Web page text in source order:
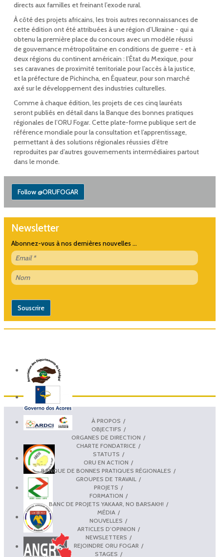
directs aux familles et freinant l’exode rural.
À côté des projets africains, les trois autres reconnaissances de
cette édition ont été attribuées à une région d’Ukraine - qui a
obtenu la première place du concours avec un modèle réussi
de gouvernance métropolitaine en conditions de guerre - et à
deux régions du continent américain : l’État du Mexique, pour
ses caravanes de proximité territoriale pour l’accès à la justice,
et la préfecture de Pichincha, en Équateur, pour son marché
axé sur le développement des industries culturelles.
Comme à chaque édition, les projets de ces cinq lauréats
seront publiés en détail dans la Banque des bonnes pratiques
régionales de l’ORU Fogar. Cette plate-forme publique sert de
référence mondiale pour la consultation et l’apprentissage,
permettant à des solutions régionales réussies d’être
reproduites par d’autres gouvernements intermédiaires partout
dans le monde.
Follow @ORUFOGAR
Newsletter
Abonnez-vous à nos dernières nouvelles ...
À PROPOS
OBJECTIFS
ORGANES DE DIRECTION
CHARTE FONDATRICE
STATUTS
ORU EN ACTION
BANQUE DE BONNES PRATIQUES RÉGIONALES
GROUPES DE TRAVAIL
PROJETS
FORMATION
BANC DE PROJETS YAKAAR, NO BARSAKH!
MÉDIA
NOUVELLES
ARTICLES D’OPINION
NEWSLETTERS
REJOINDRE ORU FOGAR
STAGES